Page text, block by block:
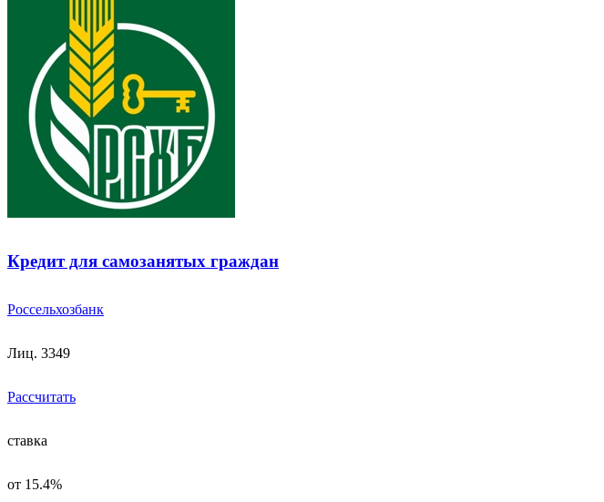
Кредит для самозанятых граждан
Россельхозбанк
Лиц. 3349
Рассчитать
ставка
от 15.4%